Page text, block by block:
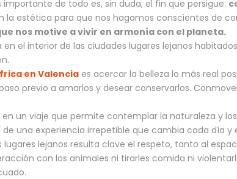
importante de todo es, sin duda, el fin que persigue:
la estética para que nos hagamos conscientes de
nos motive a vivir en armonía con el planeta.
en el interior de las ciudades lugares lejanos
en Valencia es acercar la belleza lo más real
previo a amarlos y desear conservarlos.
un viaje que permite contemplar la naturaleza y
una experiencia irrepetible que cambia cada día
lugares lejanos resulta clave el respeto, tanto al
con los animales ni tirarles comida ni